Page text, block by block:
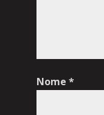
Nome *